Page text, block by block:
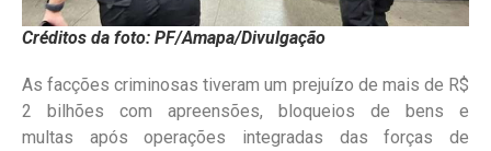
Créditos da foto: PF/Amapa/Divulgação
As facções criminosas tiveram um prejuízo de mais de R$
2 bilhões com apreensões, bloqueios de bens e
multas após operações integradas das forças de